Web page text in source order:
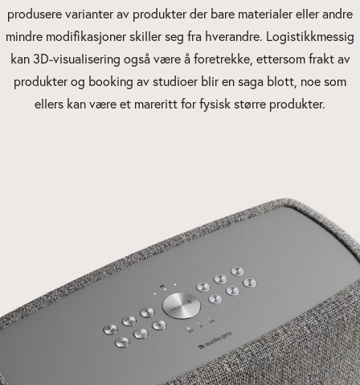
produsere varianter av produkter der bare materialer eller andre
mindre modifikasjoner skiller seg fra hverandre. Logistikkmessig
kan 3D-visualisering også være å foretrekke, ettersom frakt av
produkter og booking av studioer blir en saga blott, noe som
ellers kan være et mareritt for fysisk større produkter.